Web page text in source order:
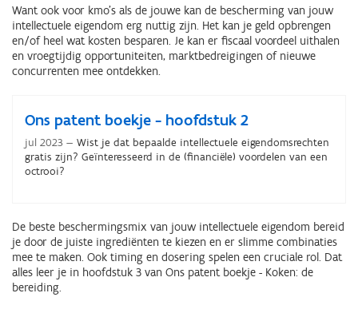
Want ook voor kmo's als de jouwe kan de bescherming van jouw
intellectuele eigendom erg nuttig zijn. Het kan je geld opbrengen
en/of heel wat kosten besparen. Je kan er fiscaal voordeel uithalen
en vroegtijdig opportuniteiten, marktbedreigingen of nieuwe
concurrenten mee ontdekken.
Ons patent boekje - hoofdstuk 2
jul 2023
Wist je dat bepaalde intellectuele eigendomsrechten
gratis zijn? Geïnteresseerd in de (financiële) voordelen van een
octrooi?
De beste beschermingsmix van jouw intellectuele eigendom bereid
je door de juiste ingrediënten te kiezen en er slimme combinaties
mee te maken. Ook timing en dosering spelen een cruciale rol. Dat
alles leer je in hoofdstuk 3 van Ons patent boekje - Koken: de
bereiding.